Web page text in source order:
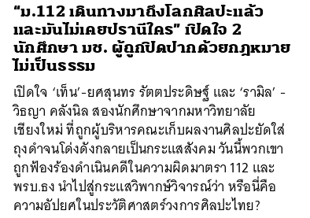
“ม.112 เดินทางมาถึงโลกศิลปะแล้ว
และมันไม่เคยปรานีใคร” เปิดใจ 2
นักศึกษา มช. ผู้ถูกปิดปากด้วยกฎหมาย
ไม่เป็นธรรม
เปิดใจ ‘เท็น’-ยศสุนทร รัตตประดิษฐ์ และ ‘รามิล’ -
วิธญา คลังนิล สองนักศึกษาจากมหาวิทยาลัย
เชียงใหม่ ที่ถูกผู้บริหารคณะเก็บผลงานศิลปะยัดใส่
ถุงดำจนโด่งดังกลายเป็นกระแสสังคม วันนี้พวกเขา
ถูกฟ้องร้องดำเนินคดีในความผิดมาตรา 112 และ
พรบ.ธง นำไปสู่กระแสวิพากษ์วิจารณ์ว่า หรือนี่คือ
ความอัปยศในประวัติศาสตร์วงการศิลปะไทย?